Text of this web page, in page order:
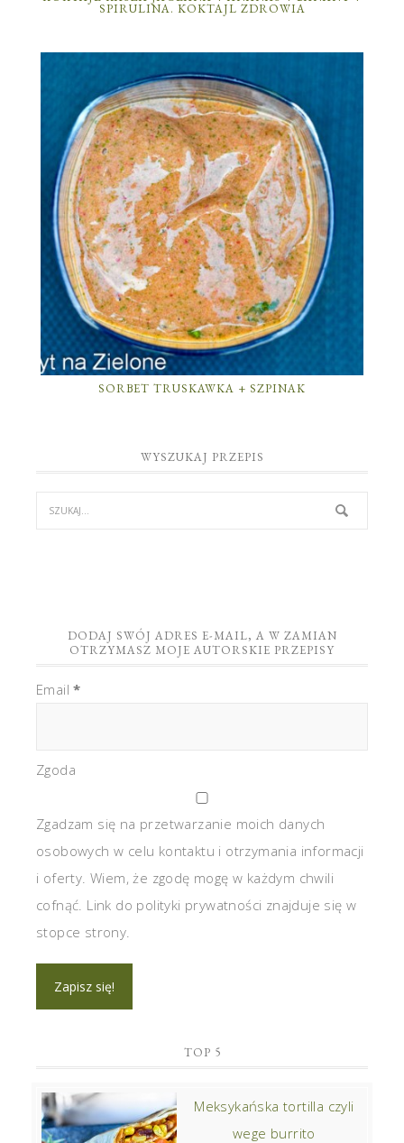
SPIRULINA. KOKTAJL ZDROWIA
SORBET TRUSKAWKA + SZPINAK
WYSZUKAJ PRZEPIS
DODAJ SWÓJ ADRES E-MAIL, A W ZAMIAN
OTRZYMASZ MOJE AUTORSKIE PRZEPISY
Email*
Zgoda
Zgadzam się na przetwarzanie moich danych
osobowych w celu kontaktu i otrzymania informacji
i oferty. Wiem, że zgodę mogę w każdym chwili
cofnąć. Link do polityki prywatności znajduje się w
stopce strony.
TOP 5
Meksykańska tortilla czyli
wege burrito